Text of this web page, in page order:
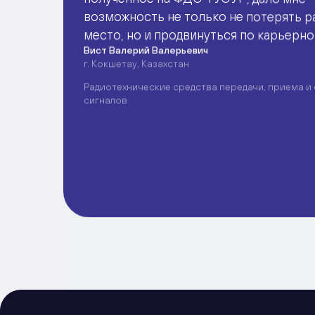
возможность не только не потерять
место, но и продвинуться по
лестнице. Надеюсь что получение
должности это не последний шаг в
трудовой деятельности.
Вист Валерий Валерьевич
г. Кокшетау, Казахстан
Радиотехнические средства передачи, приема
сигналов